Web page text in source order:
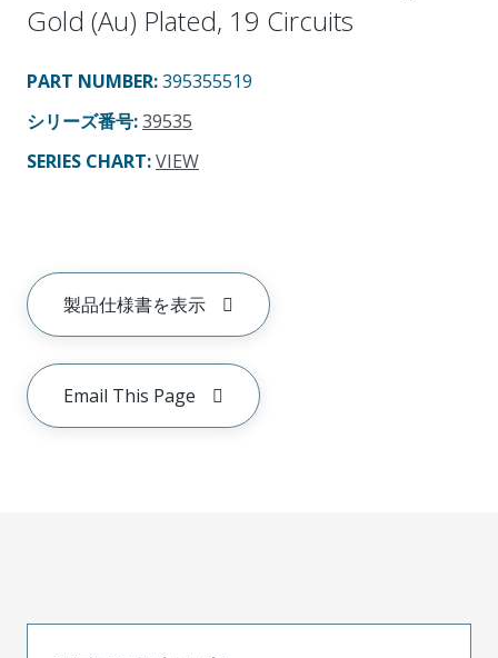
Gold (Au) Plated, 19 Circuits
PART NUMBER:395355519
シリーズ番号:39535
SERIES CHART:VIEW
製品仕様書を表示
Email This Page